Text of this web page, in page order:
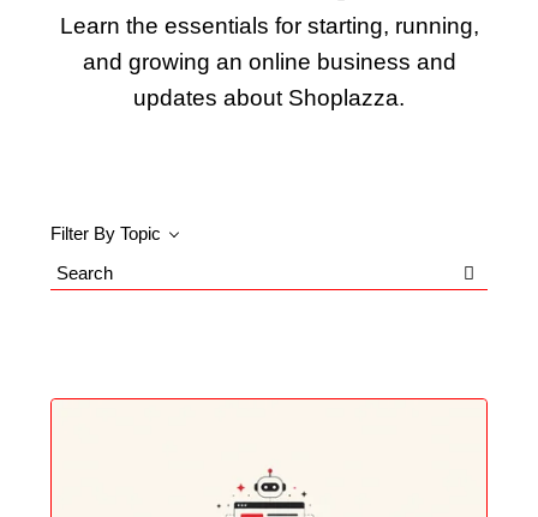
Learn the essentials for starting, running,
and growing an online business and
updates about Shoplazza.
Filter By Topic
Search